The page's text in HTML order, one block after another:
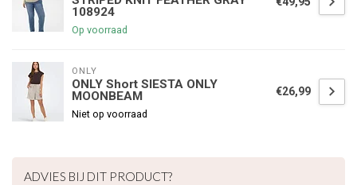
108924
Op voorraad
ONLY
ONLY Short SIESTA ONLY
MOONBEAM
Niet op voorraad
€26,99
ADVIES BIJ DIT PRODUCT?